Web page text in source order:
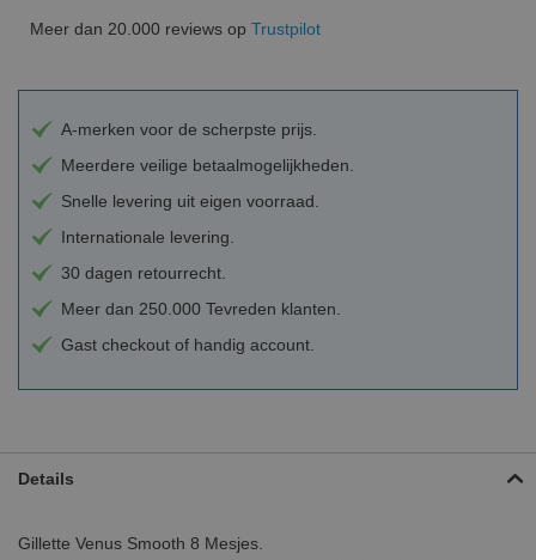
Meer dan 20.000 reviews op Trustpilot
A-merken voor de scherpste prijs.
Meerdere veilige betaalmogelijkheden.
Snelle levering uit eigen voorraad.
Internationale levering.
30 dagen retourrecht.
Meer dan 250.000 Tevreden klanten.
Gast checkout of handig account.
Details
Gillette Venus Smooth 8 Mesjes.